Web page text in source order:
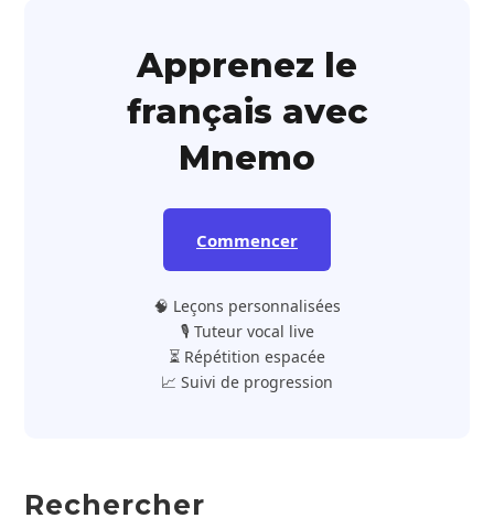
Apprenez le
français avec
Mnemo
Commencer
🧠 Leçons personnalisées
🎙️ Tuteur vocal live
⏳ Répétition espacée
📈 Suivi de progression
Rechercher